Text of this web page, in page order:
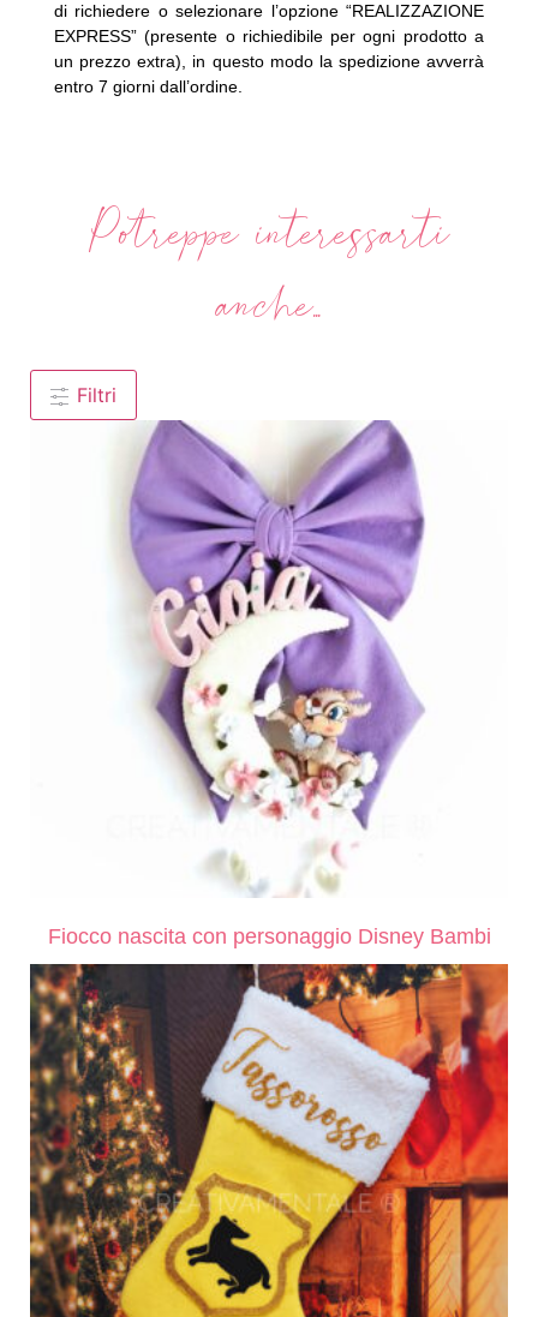
di richiedere o selezionare l’opzione “REALIZZAZIONE
EXPRESS” (presente o richiedibile per ogni prodotto a
un prezzo extra), in questo modo la spedizione avverrà
entro 7 giorni dall’ordine.
Potreppe interessarti
anche...
Filtri
Fiocco nascita con personaggio Disney Bambi